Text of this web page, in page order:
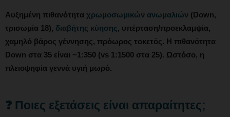
Αυξημένη πιθανότητα χρωμοσωμικών ανωμαλιών (Down,
τρισωμία 18), διαβήτης κύησης, υπέρταση/προεκλαμψία,
χαμηλό βάρος γέννησης, πρόωρος τοκετός. Η πιθανότητα
Down στα 35 είναι ~1:350 (vs 1:1500 στα 25). Ωστόσο, η
πλειοψηφία γεννά υγιή μωρό.
❓ Ποιες εξετάσεις είναι απαραίτητες;